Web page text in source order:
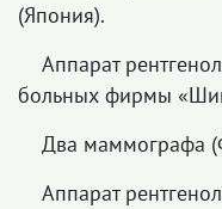
(Япония).
Аппарат
больных фирмы
Два маммографа
Аппарат